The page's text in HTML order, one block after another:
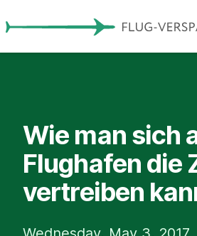
Wie man sich
Flughafen die
vertreiben